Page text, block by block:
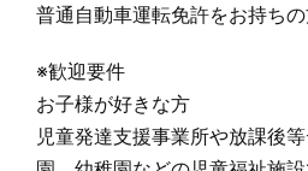
普通自動車運転免許をお持ち
※歓迎要件
お子様が好きな方
児童発達支援事業所や放課後